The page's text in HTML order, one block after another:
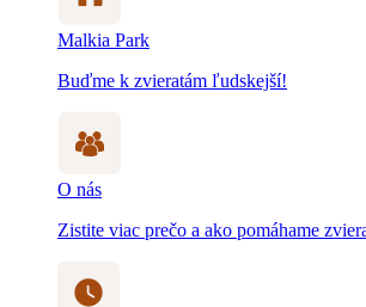
Zistite viac prečo a ako pomáhame
Otváracie hodiny
ZOO je otvorená takmer počas celého
Komentované kŕmenie